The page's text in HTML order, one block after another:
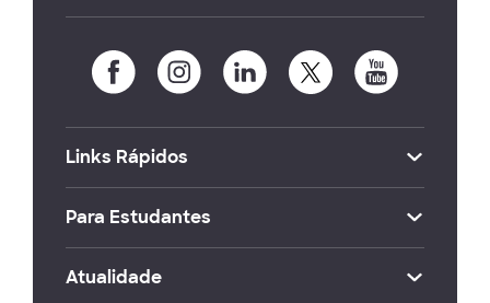
Links Rápidos
Para Estudantes
Atualidade